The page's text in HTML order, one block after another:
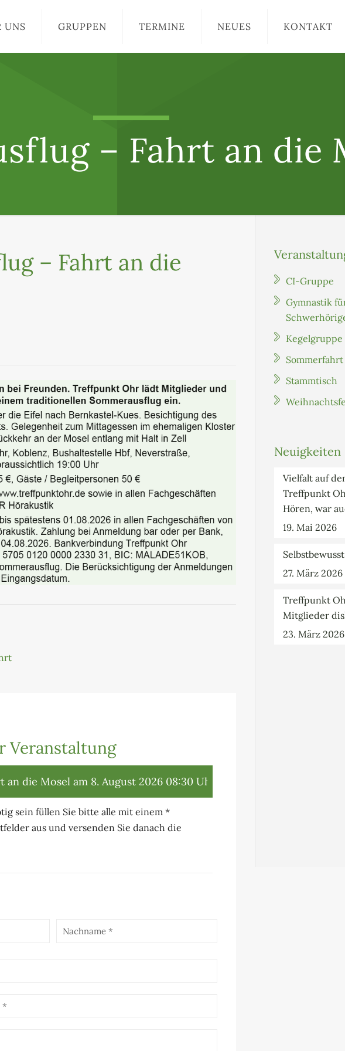
UNS GRUPPEN TERMINE NEUES KONTAKT
– Fahrt an die
– Fahrt an die
Veranstaltung
sein füllen Sie bitte alle mit einem *
aus und versenden Sie danach die
CI-Gruppe
Gymnastik
Kegelgruppe
Sommerfahrt
Stammtisch
Neuigkeiten
Vielfalt auf
Treffpunkt
Hören, war
19. Mai 2026
27. März 2026
Treffpunkt
Mitglieder
23. März 2026